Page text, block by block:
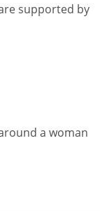
supported by